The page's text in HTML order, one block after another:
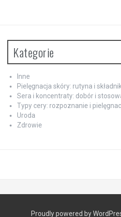
Kategorie
Inne
Pielęgnacja skóry: rutyna i
Sera i koncentraty: dobór i
Typy cery: rozpoznanie i
Uroda
Zdrowie
Proudly powered by